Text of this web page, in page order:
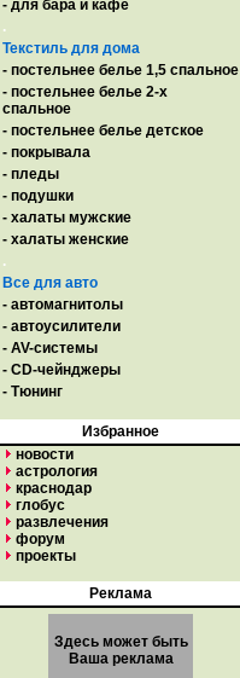
- для бара и кафе
.
Текстиль для дома
- постельнее белье 1,5 спальное
- постельнее белье 2-х
спальное
- постельнее белье детское
- покрывала
- пледы
- подушки
- халаты мужские
- халаты женские
.
Все для авто
- автомагнитолы
- автоусилители
- AV-системы
- CD-чейнджеры
- Тюнинг
Избранное
новости
астрология
краснодар
глобус
развлечения
форум
проекты
Реклама
Здесь может быть
Ваша реклама